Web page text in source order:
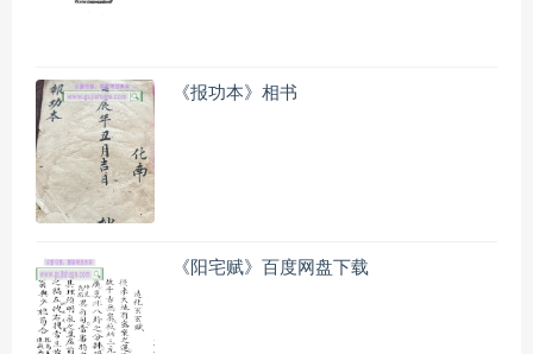
《报功本》相书
《阳宅赋》百度网盘下载